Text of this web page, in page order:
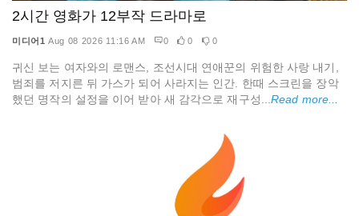
2시간 영화가 12부작 드라마로
미디어1 Aug 08 2026 11:16 AM 0 0 0
귀신 보는 여자와의 로맨스, 조선시대 연애꾼의 위험한 사랑 내기,
범죄를 저지른 뒤 가스가 되어 사라지는 인간. 한때 스크린을 장악
했던 명작의 설정을 이어 받아 새 감각으로 재구성... Read more...